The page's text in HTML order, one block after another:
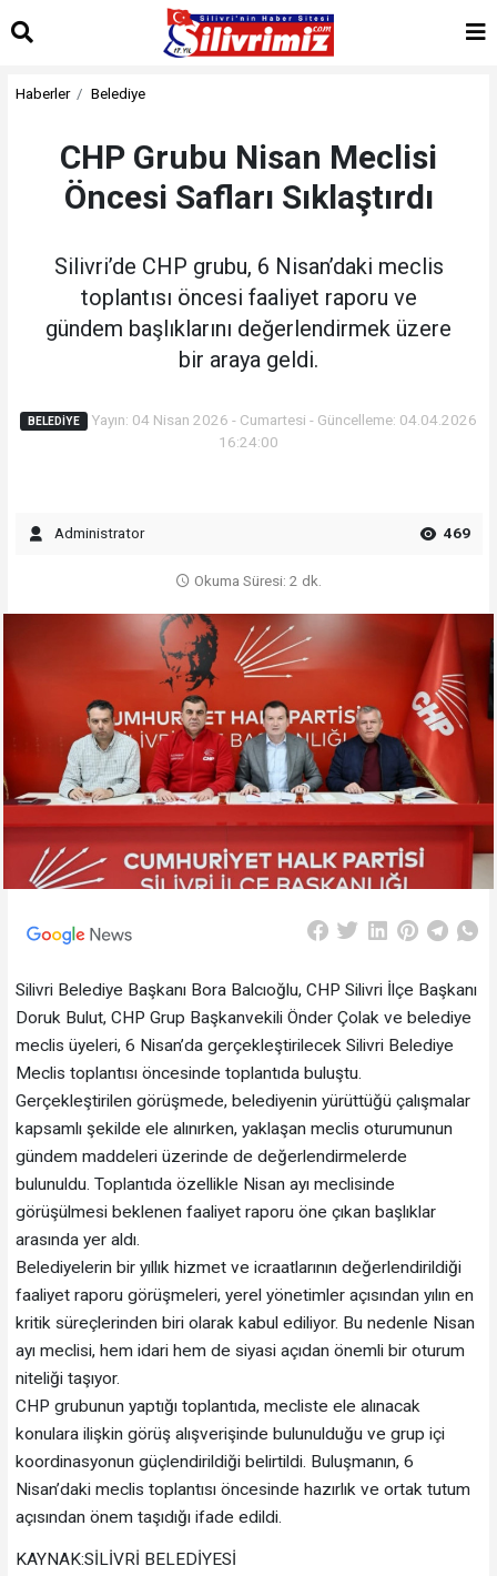
Haberler Belediye
CHP Grubu Nisan Meclisi
Öncesi Safları Sıklaştırdı
Silivri’de CHP grubu, 6 Nisan’daki meclis
toplantısı öncesi faaliyet raporu ve
gündem başlıklarını değerlendirmek üzere
bir araya geldi.
BELEDIYE Yayın: 04 Nisan 2026 - Cumartesi - Güncelleme: 04.04.2026
16:24:00
Administrator 469
Okuma Süresi: 2 dk.
Silivri Belediye Başkanı Bora Balcıoğlu, CHP Silivri İlçe Başkanı
Doruk Bulut, CHP Grup Başkanvekili Önder Çolak ve belediye
meclis üyeleri, 6 Nisan’da gerçekleştirilecek Silivri Belediye
Meclis toplantısı öncesinde toplantıda buluştu.
Gerçekleştirilen görüşmede, belediyenin yürüttüğü çalışmalar
kapsamlı şekilde ele alınırken, yaklaşan meclis oturumunun
gündem maddeleri üzerinde de değerlendirmelerde
bulunuldu. Toplantıda özellikle Nisan ayı meclisinde
görüşülmesi beklenen faaliyet raporu öne çıkan başlıklar
arasında yer aldı.
Belediyelerin bir yıllık hizmet ve icraatlarının değerlendirildiği
faaliyet raporu görüşmeleri, yerel yönetimler açısından yılın en
kritik süreçlerinden biri olarak kabul ediliyor. Bu nedenle Nisan
ayı meclisi, hem idari hem de siyasi açıdan önemli bir oturum
niteliği taşıyor.
CHP grubunun yaptığı toplantıda, mecliste ele alınacak
konulara ilişkin görüş alışverişinde bulunulduğu ve grup içi
koordinasyonun güçlendirildiği belirtildi. Buluşmanın, 6
Nisan’daki meclis toplantısı öncesinde hazırlık ve ortak tutum
açısından önem taşıdığı ifade edildi.
KAYNAK:SİLİVRİ BELEDİYESİ